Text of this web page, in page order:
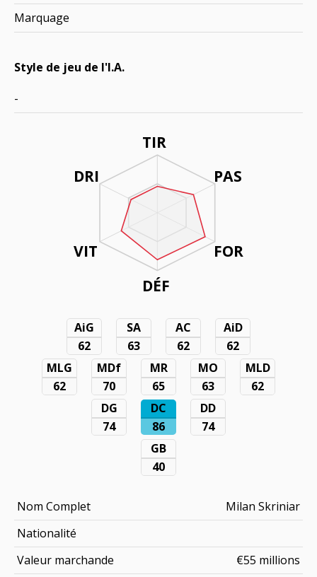
TIR
PAS
FOR
DÉF
DRI
VIT
AiG
62
SA
63
AC
62
AiD
62
MLG
62
MDf
70
MR
65
MO
63
MLD
62
DG
74
DC
86
DD
74
GB
40
Nom Complet
Milan Skriniar
Nationalité
Valeur marchande
€55 millions
Marquage
Style de jeu de l'I.A.
-